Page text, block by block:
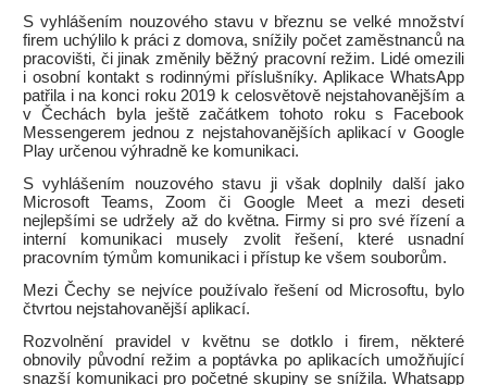
S vyhlášením nouzového stavu v březnu se velké množství
firem uchýlilo k práci z domova, snížily počet zaměstnanců na
pracovišti, či jinak změnily běžný pracovní režim. Lidé omezili
i osobní kontakt s rodinnými příslušníky. Aplikace WhatsApp
patřila i na konci roku 2019 k celosvětově nejstahovanějším a
v Čechách byla ještě začátkem tohoto roku s Facebook
Messengerem jednou z nejstahovanějších aplikací v Google
Play určenou výhradně ke komunikaci.
S vyhlášením nouzového stavu ji však doplnily další jako
Microsoft Teams, Zoom či Google Meet a mezi deseti
nejlepšími se udržely až do května. Firmy si pro své řízení a
interní komunikaci musely zvolit řešení, které usnadní
pracovním týmům komunikaci i přístup ke všem souborům.
Mezi Čechy se nejvíce používalo řešení od Microsoftu, bylo
čtvrtou nejstahovanější aplikací.
Rozvolnění pravidel v květnu se dotklo i firem, některé
obnovily původní režim a poptávka po aplikacích umožňující
snazší komunikaci pro početné skupiny se snížila. Whatsapp